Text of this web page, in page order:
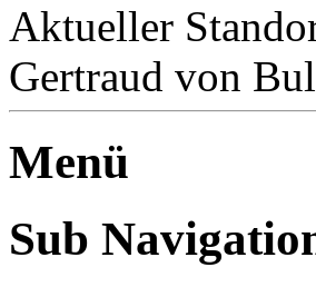
Aktueller
Gertraud von
Menü
Sub